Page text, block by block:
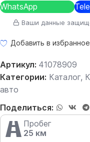
WhatsApp
Ваши данные
Добавить в избранное
Артикул: 41078909
Категории: Каталог,
авто
Поделиться:
Пробег
25 км